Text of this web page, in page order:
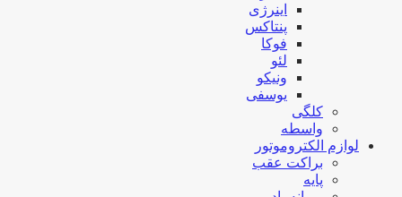
اینرژی
پنتاکس
فوکا
لئو
ونیکو
یوسفی
کلگی
واسطه
لوازم الکتروموتور
براکت عقب
پایه